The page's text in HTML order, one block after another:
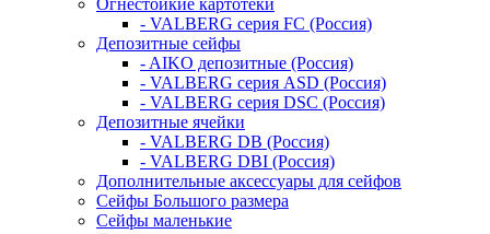
Огнестойкие картотеки
- VALBERG серия FC (Россия)
Депозитные сейфы
- AIKO депозитные (Россия)
- VALBERG серия ASD (Россия)
- VALBERG серия DSC (Россия)
Депозитные ячейки
- VALBERG DB (Россия)
- VALBERG DBI (Россия)
Дополнительные аксессуары для сейфов
Сейфы Большого размера
Сейфы маленькие